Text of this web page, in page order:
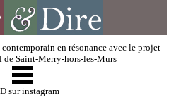
en résonance avec le projet
Saint-Merry-hors-les-Murs
V & D
☰
sur instagram